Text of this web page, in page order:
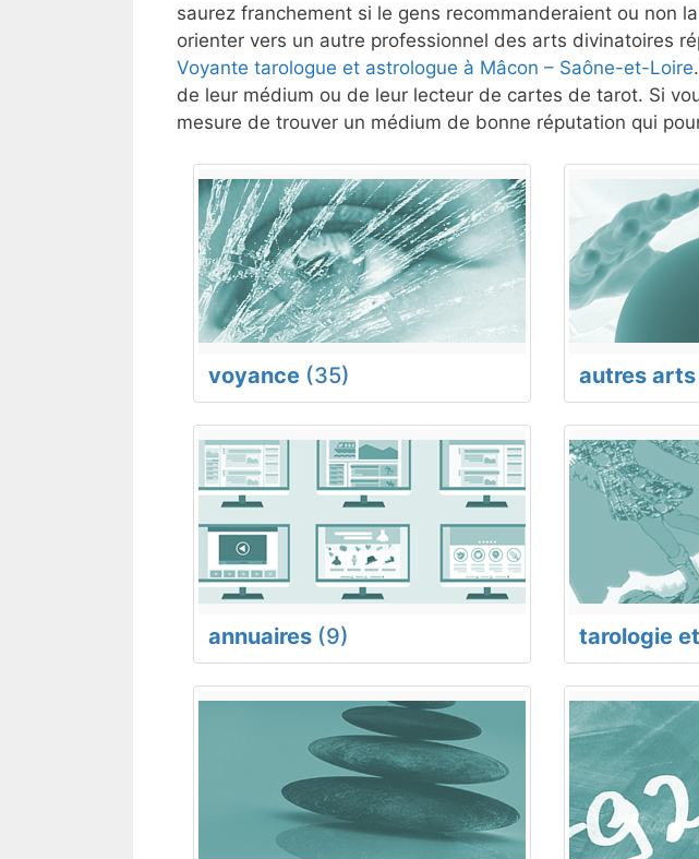
saurez franchement si le gens recommanderaient ou non
orienter vers un autre professionnel des arts divinatoires
Voyante tarologue et astrologue à Mâcon – Saône-et-Loire
de leur médium ou de leur lecteur de cartes de tarot. Si
mesure de trouver un médium de bonne réputation qui
voyance (35) autres
annuaires (9) tarologie